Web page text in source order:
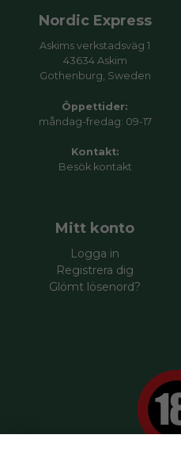
Nordic Express
Askims verkstadsväg 1
43634 Askim
Gothenburg, Sweden
Öppettider:
måndag-fredag: 09-17
Kontakt:
Besök kontakt
Mitt konto
Logga in
Registrera dig
Glömt lösenord?